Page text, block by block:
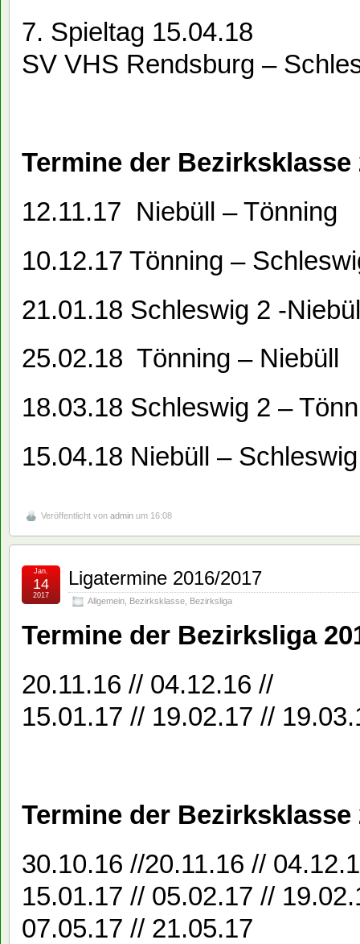
7. Spieltag 15.04.18
SV VHS Rendsburg –
Termine der Bezirksklasse
12.11.17 Niebüll – Tönning
10.12.17 Tönning –
21.01.18 Schleswig 2 -
25.02.18 Tönning – Niebüll
18.03.18 Schleswig 2 –
15.04.18 Niebüll –
Veröffentlicht von admin um 16:08
Ligatermine 2016/2017
Allgemein Bezirksklasse Bezirksliga
Jan.
14
2017
Termine der Bezirksliga
20.11.16 // 04.12.16 //
15.01.17 // 19.02.17 //
Termine der Bezirksklasse
30.10.16 //20.11.16 //
15.01.17 // 05.02.17 //
07.05.17 // 21.05.17